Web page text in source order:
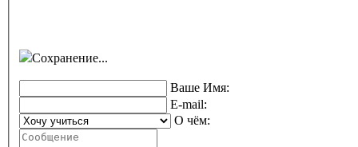
Сохранение...
Ваше Имя:
E-mail:
О чём: